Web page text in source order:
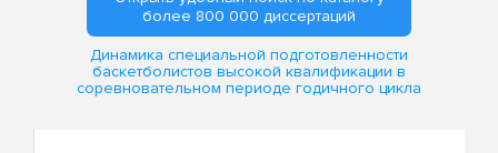
более 800 000 диссертаций
Динамика специальной подготовленности
баскетболистов высокой квалификации в
соревновательном периоде годичного цикла